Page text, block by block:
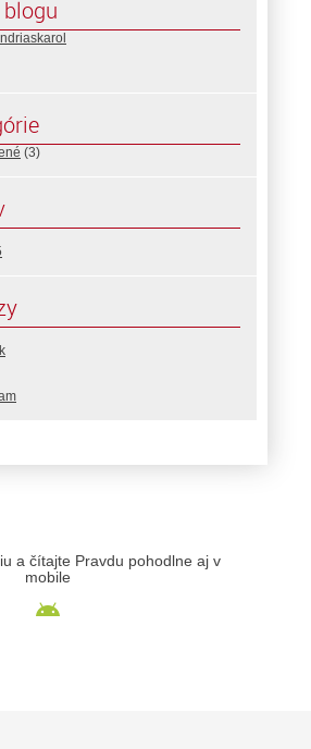
(3)
a čítajte Pravdu pohodlne aj v
mobile